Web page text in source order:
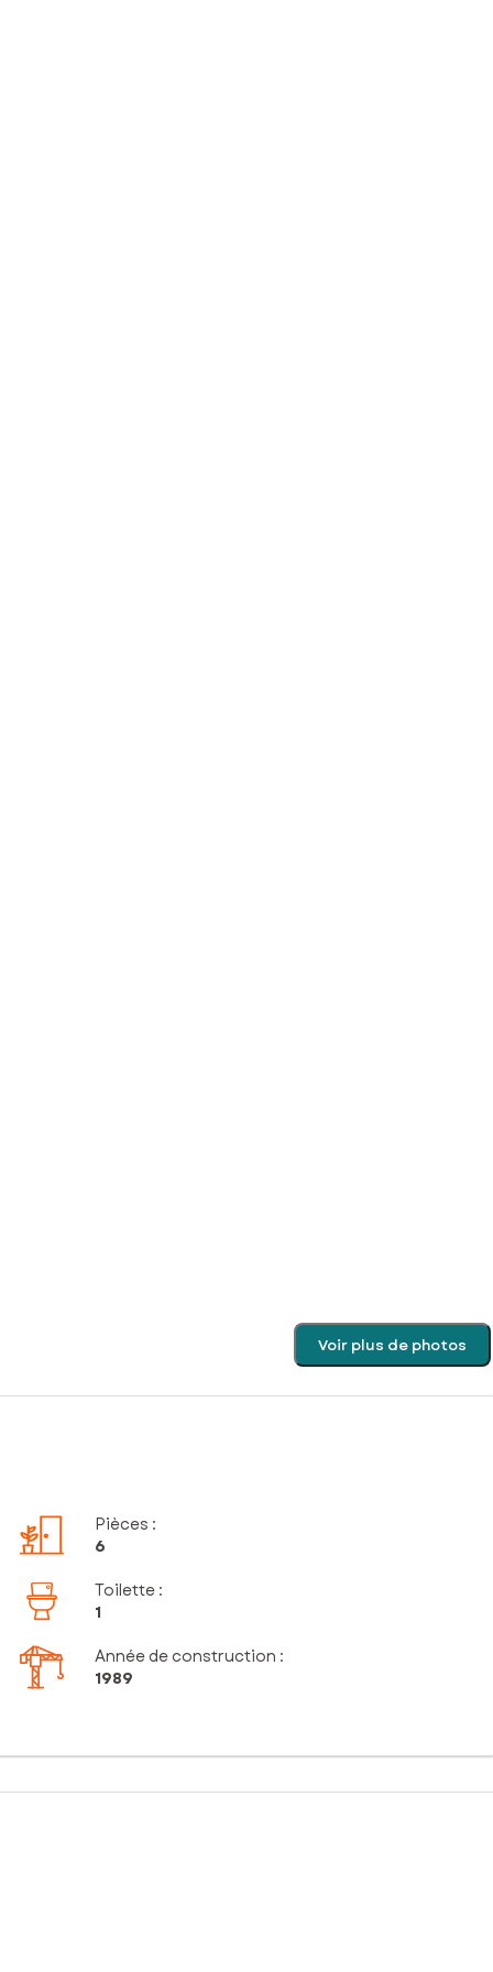
Voir plus de photos
Pièces :
6
Toilette :
1
Année de construction :
1989